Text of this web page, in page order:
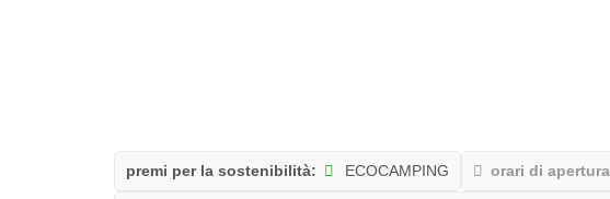
premi per la sostenibilità: ECOCAMPING orari di